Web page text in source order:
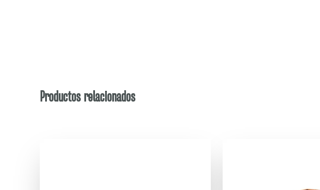
Productos relacionados